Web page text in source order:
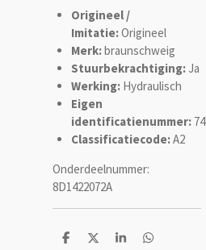
Origineel /
Imitatie:Origineel
Merk:braunschweig
Stuurbekrachtiging:Ja
Werking: Hydraulisch
Eigen
identificatienummer: 74
Classificatiecode:A2
Onderdeelnummer:
8D1422072A
D
D
S
D